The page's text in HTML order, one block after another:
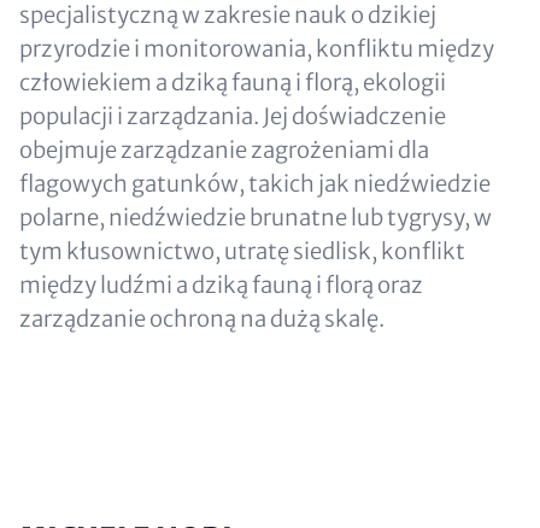
specjalistyczną w zakresie nauk o dzikiej
przyrodzie i monitorowania, konfliktu między
człowiekiem a dziką fauną i florą, ekologii
populacji i zarządzania. Jej doświadczenie
obejmuje zarządzanie zagrożeniami dla
flagowych gatunków, takich jak niedźwiedzie
polarne, niedźwiedzie brunatne lub tygrysy, w
tym kłusownictwo, utratę siedlisk, konflikt
między ludźmi a dziką fauną i florą oraz
zarządzanie ochroną na dużą skalę.